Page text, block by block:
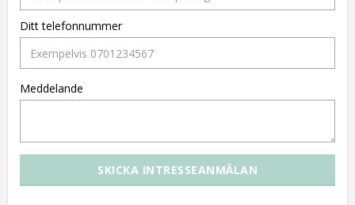
Ditt telefonnummer
Meddelande